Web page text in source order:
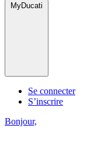
MyDucati
Se connecter
S’inscrire
Bonjour,